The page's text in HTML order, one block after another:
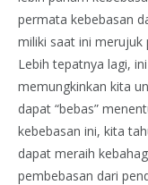
permata kebebasan
miliki saat ini merujuk
Lebih tepatnya lagi,
memungkinkan kita
dapat “bebas”
kebebasan ini, kita
dapat meraih
pembebasan dari